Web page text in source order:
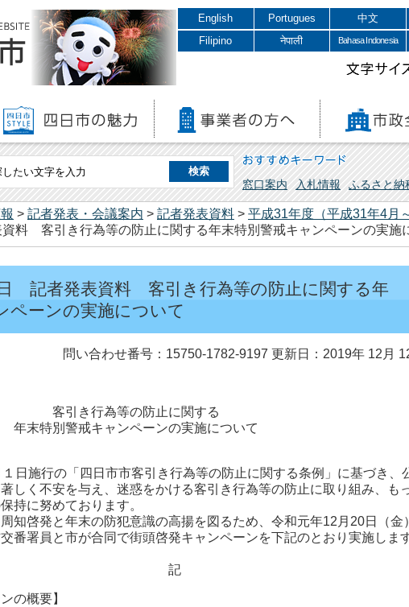
English Portugues 中文
Filipino
नेपाली Bahasa Indonesia
文字サイ
おすすめキーワード
窓口案内 入札情報 ふるさと納
> 記者発表・会議案内 > 記者発表資料 > 平成31年度（平成31年4月
料 客引き行為等の防止に関する年末特別警戒キャンペーンの実施
記者発表資料 客引き行為等の防止に関する年
ペーンの実施について
問い合わせ番号：15750-1782-9197 更新日：2019年 12月
客引き行為等の防止に関する
年末特別警戒キャンペーンの実施について
日施行の「四日市市客引き行為等の防止に関する条例」に基づき、
しく不安を与え、迷惑をかける客引き行為等の防止に取り組み、も
持に努めております。
知啓発と年末の防犯意識の高揚を図るため、令和元年12月20日（金）
番署員と市が合同で街頭啓発キャンペーンを下記のとおり実施します
の概要】